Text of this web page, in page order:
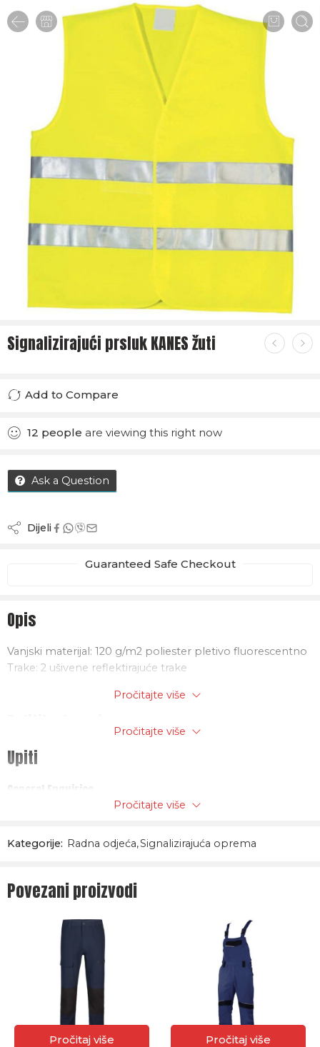
Signalizirajući prsluk KANES žuti
Add to Compare
12 people are viewing this right now
Ask a Question
Dijeli
Guaranteed Safe Checkout
Opis
Vanjski materijal: 120 g/m2 poliester pletivo fluorescentno
Trake: 2 ušivene reflektirajuće trake
Norma: EN ISO 13688:2013, EN ISO 20471:2013
Pročitajte više
Politika trgovinePročitajte više
Upiti
General Enquiries
There are no enquiries yet.Pročitajte više
Kategorije: Radna odjeća,Signalizirajuća oprema
Povezani proizvodi
Pročitaj više Pročitaj više